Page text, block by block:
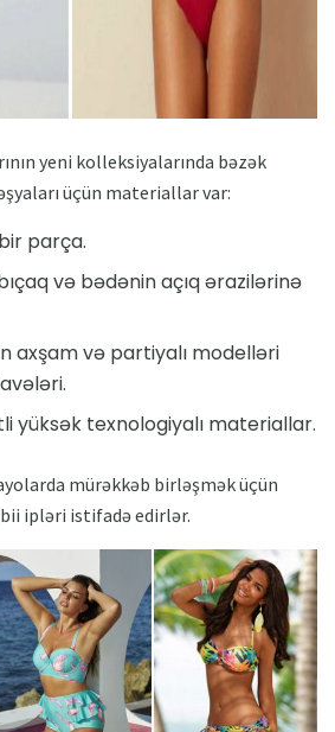
yeni kolleksiyalarında bəzək
üçün materiallar var:
parça.
və bədənin açıq ərazilərinə
axşam və partiyalı modelləri
yüksək texnologiyalı materiallar.
mürəkkəb birləşmək üçün
ipləri istifadə edirlər.